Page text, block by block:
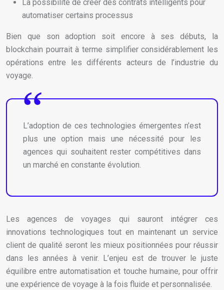
La possibilité de créer des contrats intelligents pour
automatiser certains processus
Bien que son adoption soit encore à ses débuts, la
blockchain pourrait à terme simplifier considérablement les
opérations entre les différents acteurs de l’industrie du
voyage.
L’adoption de ces technologies émergentes n’est
plus une option mais une nécessité pour les
agences qui souhaitent rester compétitives dans
un marché en constante évolution.
Les agences de voyages qui sauront intégrer ces
innovations technologiques tout en maintenant un service
client de qualité seront les mieux positionnées pour réussir
dans les années à venir. L’enjeu est de trouver le juste
équilibre entre automatisation et touche humaine, pour offrir
une expérience de voyage à la fois fluide et personnalisée.